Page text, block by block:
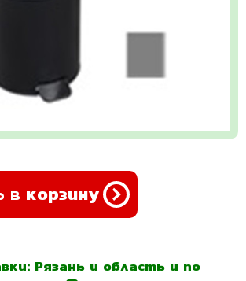
корзину
Рязань и область и по